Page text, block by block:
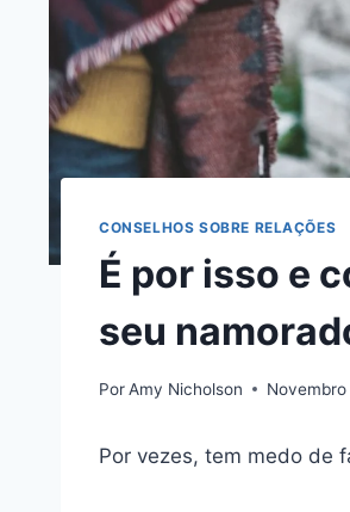
CONSELHOS SOBRE RELAÇÕES
É por isso e
seu
PorAmy Nicholson
Por vezes, tem medo de